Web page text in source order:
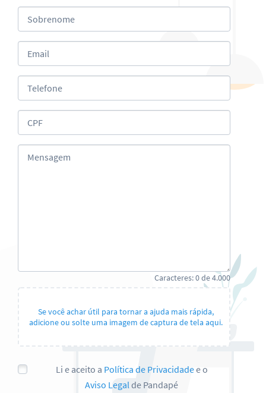
Sobrenome
Email
Telefone
CPF
Mensagem
Caracteres:0de4.000
Se você achar útil para tornar a ajuda mais rápida,
adicione ou solte uma imagem de captura de tela aqui.
Li e aceito a Política de Privacidadee o
Aviso Legalde Pandapé